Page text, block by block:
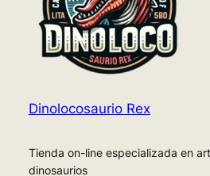
Dinolocosaurio Rex
Tienda on-line especializada en
dinosaurios